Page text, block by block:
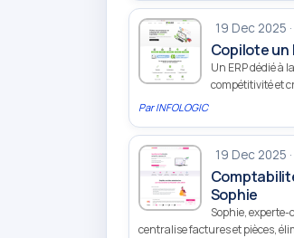
19 Dec 2025
Copilote un
Un ERP dédié à
compétitivité et
ParINFOLOGIC
19 Dec 2025
Sophie
Sophie,
centralise factures et pièces,